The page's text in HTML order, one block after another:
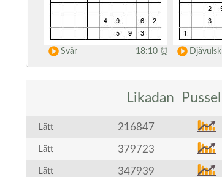
Svår 18:10 ⏰ Djävulsk
Likadan Pussel
Lätt 216847
Lätt 379723
Lätt 347939